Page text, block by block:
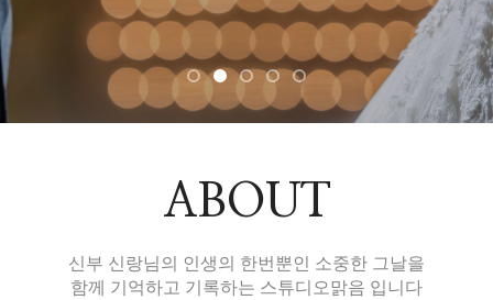
ABOUT
신부 신랑님의 인생의 한번뿐인 소중한 그날을
함께 기억하고 기록하는 스튜디오맑음 입니다